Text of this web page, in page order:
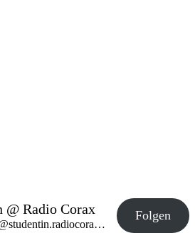
@ Radio Corax
@studentin@studentin.radiocorax.de
Folgen